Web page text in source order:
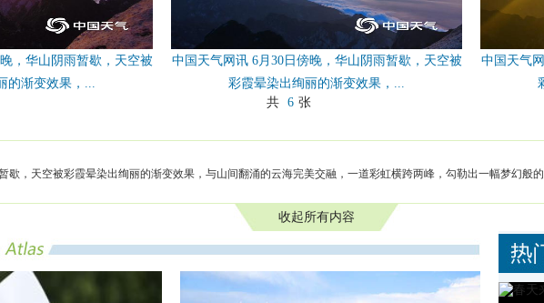
，华山阴雨暂歇，天空被
的渐变效果，...
中国天气网讯 6月30日傍晚，华山阴雨暂歇，天空被
彩霞晕染出绚丽的渐变效果，...
中国天气
共 6 张
歇，天空被彩霞晕染出绚丽的渐变效果，与山间翻涌的云海完美交融，一道彩虹横跨两峰，勾勒出一幅梦幻般的
收起所有内容